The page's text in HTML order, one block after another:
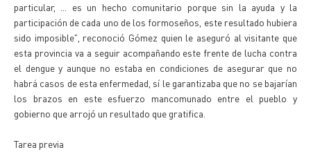
particular, ... es un hecho comunitario porque sin la ayuda y la
participación de cada uno de los formoseños, este resultado hubiera
sido imposible", reconoció Gómez quien le aseguró al visitante que
esta provincia va a seguir acompañando este frente de lucha contra
el dengue y aunque no estaba en condiciones de asegurar que no
habrá casos de esta enfermedad, sí le garantizaba que no se bajarían
los brazos en este esfuerzo mancomunado entre el pueblo y
gobierno que arrojó un resultado que gratifica.
Tarea previa